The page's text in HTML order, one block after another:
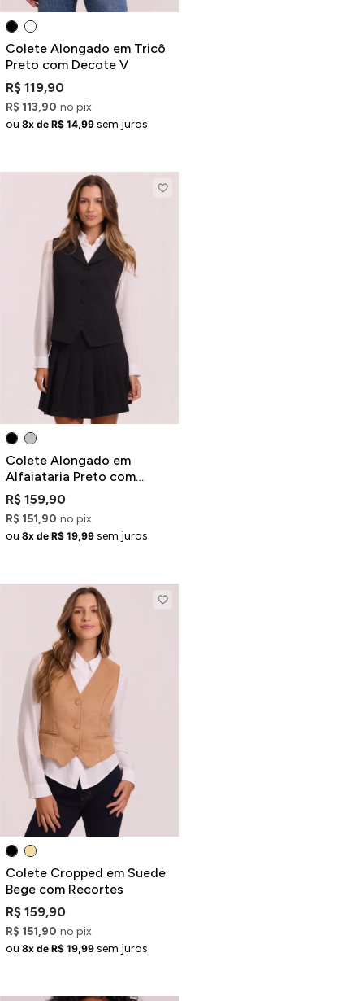
Colete Alongado em Tricô
Preto com Decote V
R$ 119,90
R$ 113,90 no pix
ou 8x de R$ 14,99 sem juros
Colete Alongado em
Alfaiataria Preto com
Recortes
R$ 159,90
R$ 151,90 no pix
ou 8x de R$ 19,99 sem juros
Colete Cropped em Suede
Bege com Recortes
R$ 159,90
R$ 151,90 no pix
ou 8x de R$ 19,99 sem juros